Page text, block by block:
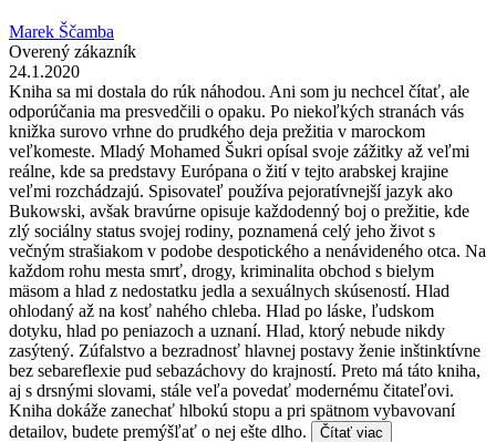
Marek Ščamba
Overený zákazník
24.1.2020
Kniha sa mi dostala do rúk náhodou. Ani som ju nechcel čítať, ale
odporúčania ma presvedčili o opaku. Po niekoľkých stranách vás
knižka surovo vrhne do prudkého deja prežitia v marockom
veľkomeste. Mladý Mohamed Šukri opísal svoje zážitky až veľmi
reálne, kde sa predstavy Európana o žití v tejto arabskej krajine
veľmi rozchádzajú. Spisovateľ používa pejoratívnejší jazyk ako
Bukowski, avšak bravúrne opisuje každodenný boj o prežitie, kde
zlý sociálny status svojej rodiny, poznamená celý jeho život s
večným strašiakom v podobe despotického a nenávideného otca. Na
každom rohu mesta smrť, drogy, kriminalita obchod s bielym
mäsom a hlad z nedostatku jedla a sexuálnych skúseností. Hlad
ohlodaný až na kosť nahého chleba. Hlad po láske, ľudskom
dotyku, hlad po peniazoch a uznaní. Hlad, ktorý nebude nikdy
zasýtený. Zúfalstvo a bezradnosť hlavnej postavy ženie inštinktívne
bez sebareflexie pud sebazáchovy do krajností. Preto má táto kniha,
aj s drsnými slovami, stále veľa povedať modernému čitateľovi.
Kniha dokáže zanechať hlbokú stopu a pri spätnom vybavovaní
detailov, budete premýšľať o nej ešte dlho.
Čítať viac